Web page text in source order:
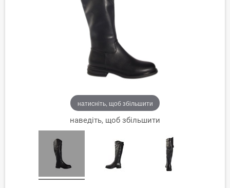
натисніть, щоб збільшити
наведіть, щоб збільшити